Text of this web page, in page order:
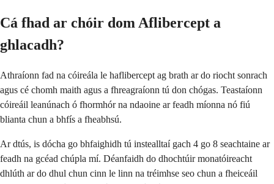
Cá fhad ar chóir dom Aflibercept a
ghlacadh?
Athraíonn fad na cóireála le haflibercept ag brath ar do riocht sonrach
agus cé chomh maith agus a fhreagraíonn tú don chógas. Teastaíonn
cóireáil leanúnach ó fhormhór na ndaoine ar feadh míonna nó fiú
blianta chun a bhfís a fheabhsú.
Ar dtús, is dócha go bhfaighidh tú instealltaí gach 4 go 8 seachtaine ar
feadh na gcéad chúpla mí. Déanfaidh do dhochtúir monatóireacht
dhlúth ar do dhul chun cinn le linn na tréimhse seo chun a fheiceáil